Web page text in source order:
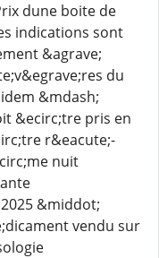
dune boite de
indications sont
&agrave;
du
&mdash;
&ecirc;tre pris en
r&eacute;-
nuit
&middot;
vendu sur